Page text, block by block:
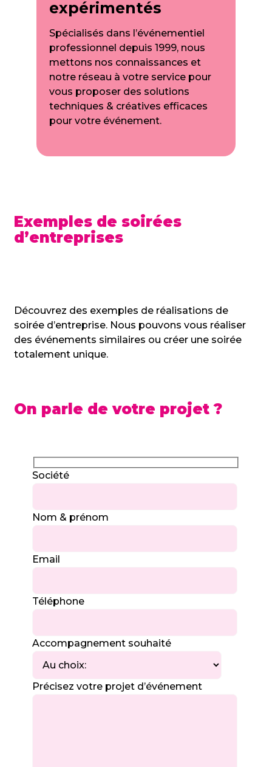
expérimentés
Spécialisés dans l’événementiel
professionnel depuis 1999, nous
mettons nos connaissances et
notre réseau à votre service pour
vous proposer des solutions
techniques & créatives efficaces
pour votre événement.
Exemples de soirées
d’entreprises
Découvrez des exemples de réalisations de
soirée d’entreprise. Nous pouvons vous réaliser
des événements similaires ou créer une soirée
totalement unique.
On parle de votre projet ?
Société
Nom & prénom
Email
Téléphone
Accompagnement souhaité
Précisez votre projet d’événement